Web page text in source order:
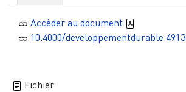
Accèder au document
10.4000/developpementdurable.4913
Fichier